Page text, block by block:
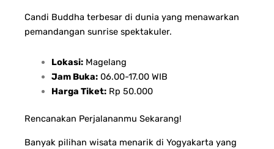
Candi Buddha terbesar di dunia yang menawarkan
pemandangan sunrise spektakuler.
Lokasi:Magelang
Jam Buka:06.00-17.00 WIB
Harga Tiket:Rp 50.000
Rencanakan Perjalananmu Sekarang!
Banyak pilihan wisata menarik di Yogyakarta yang